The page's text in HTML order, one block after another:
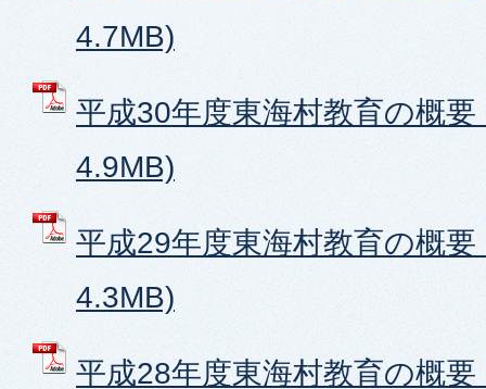
4.7MB)
平成30年度東海村教育の概
4.9MB)
平成29年度東海村教育の概
4.3MB)
平成28年度東海村教育の概